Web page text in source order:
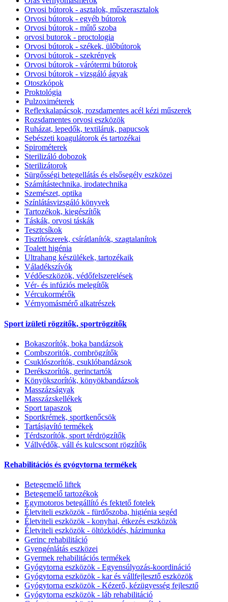
Orvosi bútorok - asztalok, műszerasztalok
Orvosi bútorok - egyéb bútorok
Orvosi bútorok - műtő szoba
orvosi butorok - proctologia
Orvosi bútorok - székek, ülőbútorok
Orvosi bútorok - szekrények
Orvosi bútorok - várótermi bútorok
Orvosi bútorok - vizsgáló ágyak
Otoszkópok
Proktológia
Pulzoximéterek
Reflexkalapácsok, rozsdamentes acél kézi műszerek
Rozsdamentes orvosi eszközök
Ruházat, lepedők, textiláruk, papucsok
Sebészeti koagulátorok és tartozékai
Spirométerek
Sterilizáló dobozok
Sterilizátorok
Sürgősségi betegellátás és elsősegély eszközei
Számítástechnika, irodatechnika
Szemészet, optika
Színlátásvizsgáló könyvek
Tartozékok, kiegészítők
Táskák, orvosi táskák
Tesztcsíkok
Tisztítószerek, csírátlanítók, szagtalanítok
Toalett higénia
Ultrahang készülékek, tartozékaik
Váladékszívók
Védőeszközök, védőfelszerelések
Vér- és infúziós melegítők
Vércukormérők
Vérnyomásmérő alkatrészek
Sport izületi rögzítők, sportrögzítők
Bokaszorítók, boka bandázsok
Combszoritók, combrögzítők
Csuklószorítók, csuklóbandázsok
Derékszorítók, gerinctartók
Könyökszorítók, könyökbandázsok
Masszázságyak
Masszázskellékek
Sport tapaszok
Sportkrémek, sportkenőcsök
Tartásjavító termékek
Térdszorítók, sport térdrögzítők
Vállvédők, váll és kulcscsont rögzítők
Rehabilitációs és gyógytorna termékek
Betegemelő liftek
Betegemelő tartozékok
Egymotoros betegállító és fektető fotelek
Életviteli eszközök - fürdőszoba, higiénia segéd
Életviteli eszközök - konyhai, étkezés eszközök
Életviteli eszközök - öltözködés, házimunka
Gerinc rehabilitáció
Gyengénlátás eszközei
Gyermek rehabilitációs termékek
Gyógytorna eszközök - Egyensúlyozás-koordináció
Gyógytorna eszközök - kar és vállfejlesztő eszközök
Gyógytorna eszközök - Kézerő, kézügyesség fejlesztő
Gyógytorna eszközök - láb rehabilitáció